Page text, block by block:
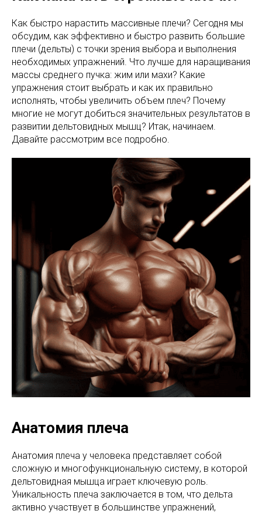
Как быстро нарастить массивные плечи? Сегодня мы
обсудим, как эффективно и быстро развить большие
плечи (дельты) с точки зрения выбора и выполнения
необходимых упражнений. Что лучше для наращивания
массы среднего пучка: жим или махи? Какие
упражнения стоит выбрать и как их правильно
исполнять, чтобы увеличить объем плеч? Почему
многие не могут добиться значительных результатов в
развитии дельтовидных мышц? Итак, начинаем.
Давайте рассмотрим все подробно.
Анатомия плеча
Анатомия плеча у человека представляет собой
сложную и многофункциональную систему, в которой
дельтовидная мышца играет ключевую роль.
Уникальность плеча заключается в том, что дельта
активно участвует в большинстве упражнений,